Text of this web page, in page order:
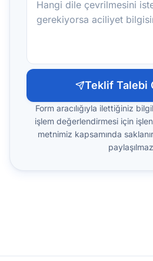
Teklif Talebi
Form aracılığıyla ilettiğiniz
işlem değerlendirmesi için
metnimiz kapsamında